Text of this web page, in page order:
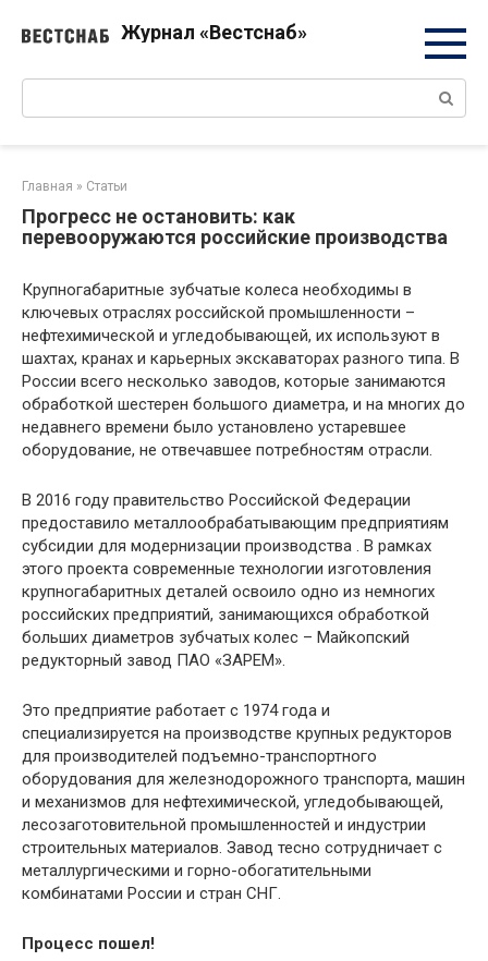
Журнал «Вестснаб»
Главная » Статьи
Прогресс не остановить: как
перевооружаются российские производства
Крупногабаритные зубчатые колеса необходимы в
ключевых отраслях российской промышленности –
нефтехимической и угледобывающей, их используют в
шахтах, кранах и карьерных экскаваторах разного типа. В
России всего несколько заводов, которые занимаются
обработкой шестерен большого диаметра, и на многих до
недавнего времени было установлено устаревшее
оборудование, не отвечавшее потребностям отрасли.
В 2016 году правительство Российской Федерации
предоставило металлообрабатывающим предприятиям
субсидии для модернизации производства . В рамках
этого проекта современные технологии изготовления
крупногабаритных деталей освоило одно из немногих
российских предприятий, занимающихся обработкой
больших диаметров зубчатых колес – Майкопский
редукторный завод ПАО «ЗАРЕМ».
Это предприятие работает с 1974 года и
специализируется на производстве крупных редукторов
для производителей подъемно-транспортного
оборудования для железнодорожного транспорта, машин
и механизмов для нефтехимической, угледобывающей,
лесозаготовительной промышленностей и индустрии
строительных материалов. Завод тесно сотрудничает с
металлургическими и горно-обогатительными
комбинатами России и стран СНГ.
Процесс пошел!